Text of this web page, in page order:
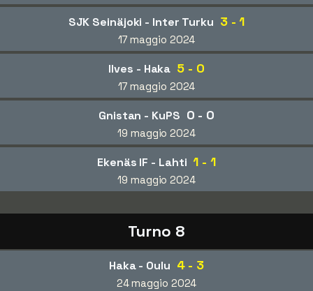
SJK Seinäjoki - Inter Turku 3 - 1
17 maggio 2024
Ilves - Haka 5 - 0
17 maggio 2024
Gnistan - KuPS 0 - 0
19 maggio 2024
Ekenäs IF - Lahti 1 - 1
19 maggio 2024
Turno 8
Haka - Oulu 4 - 3
24 maggio 2024